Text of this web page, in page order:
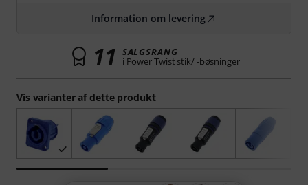
Vis varianter af dette produkt
Information om levering
11 SALGSRANG
i Power Twist stik/ -bøsninger